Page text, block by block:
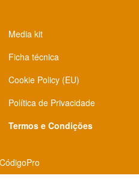
Media kit
Ficha técnica
Cookie Policy (EU)
Política de Privacidade
Termos e Condições